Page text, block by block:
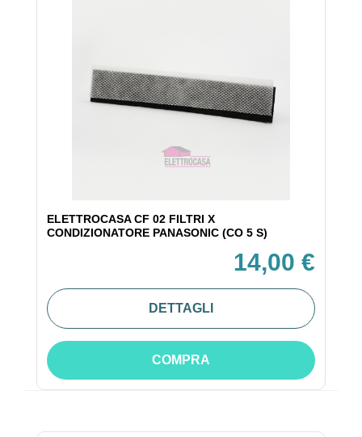
ELETTROCASA CF 02 FILTRI X
CONDIZIONATORE PANASONIC (CO 5 S)
14,00 €
DETTAGLI
COMPRA